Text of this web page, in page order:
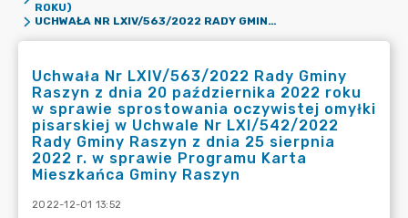
ROKU)
UCHWAŁA NR LXIV/563/2022 RADY GMINY RASZYN Z DNIA 20 PAŹDZIERNIKA 2022 ROKU W SPRAWIE SPROSTOWANIA OCZYWISTEJ OMYŁKI PISARSKIEJ W UCHWALE NR LXI/542/2022 RADY GMINY RASZYN Z DNIA 25 SIERPNIA 2022 R. W SPRAWIE PROGRAMU KARTA MIESZKAŃCA GMINY RASZYN
Uchwała Nr LXIV/563/2022 Rady Gminy
Raszyn z dnia 20 października 2022 roku
w sprawie sprostowania oczywistej omyłki
pisarskiej w Uchwale Nr LXI/542/2022
Rady Gminy Raszyn z dnia 25 sierpnia
2022 r. w sprawie Programu Karta
Mieszkańca Gminy Raszyn
2022-12-01 13:52